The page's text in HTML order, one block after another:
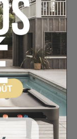
“sticky
frottements
et
Types de